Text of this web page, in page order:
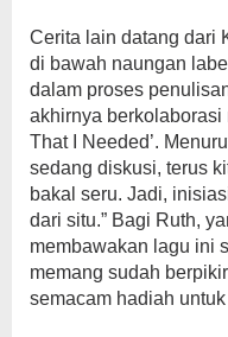
Cerita lain datang dari
di bawah naungan
dalam proses
akhirnya berkolaborasi
That I Needed’.
sedang diskusi, terus
bakal seru. Jadi,
dari situ.” Bagi Ruth,
membawakan lagu ini
memang sudah
semacam hadiah